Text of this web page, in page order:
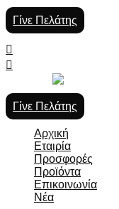
Γίνε Πελάτης
Γίνε Πελάτης
Αρχική
Εταιρία
Προσφορές
Προϊόντα
Επικοινωνία
Νέα